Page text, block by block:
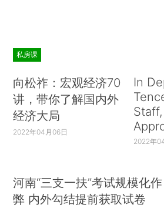
私房课
向松祚：宏观经济70
讲，带你了解国内外
经济大局
2022年04月06日
In
Staff,
2022年
河南“三支一扶”考试规模化作
弊 内外勾结提前获取试卷